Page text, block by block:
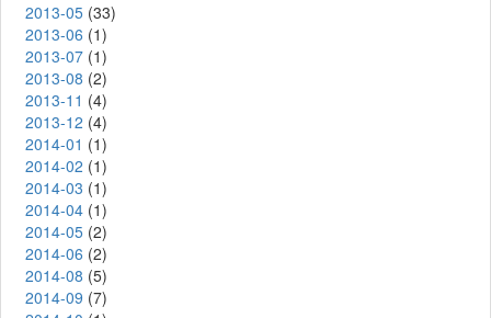
2013-05 (33)
2013-06 (1)
2013-07 (1)
2013-08 (2)
2013-11 (4)
2013-12 (4)
2014-01 (1)
2014-02 (1)
2014-03 (1)
2014-04 (1)
2014-05 (2)
2014-06 (2)
2014-08 (5)
2014-09 (7)